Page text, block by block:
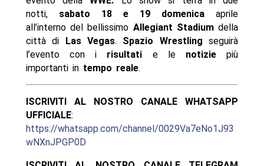
notti, sabato 18 e 19 domenica aprile
all’interno del bellissimo Allegiant Stadiumdella
città di
Las Vegas. Spazio Wrestling seguirà
l’evento con i risultati e le notiziepiù
importanti in tempo reale.
ISCRIVITI AL NOSTRO CANALE WHATSAPP
UFFICIALE:
https://whatsapp.com/channel/0029Va7eNo1J93
wNXnJPGP0D